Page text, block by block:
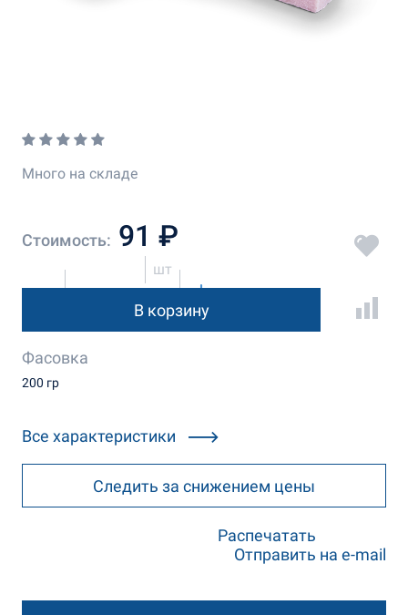
Много на складе
Стоимость: 91 ₽
шт
В корзину
Фасовка
200 гр
Все характеристики
Следить за снижением цены
Распечатать
Отправить на e-mail